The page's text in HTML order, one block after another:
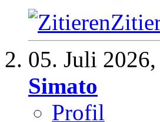
05. Juli 2026,
Simato
Profil